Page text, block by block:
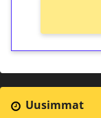
Uusimmat